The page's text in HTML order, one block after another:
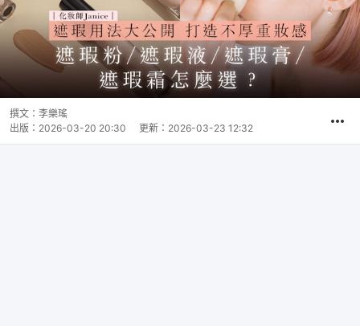
撰文： 李樂瑤
出版： 2026-03-20 20:30 更新： 2026-03-23 12:32